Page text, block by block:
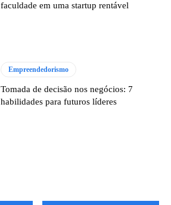
faculdade em uma startup rentável
Empreendedorismo
Tomada de decisão nos negócios: 7
habilidades para futuros líderes